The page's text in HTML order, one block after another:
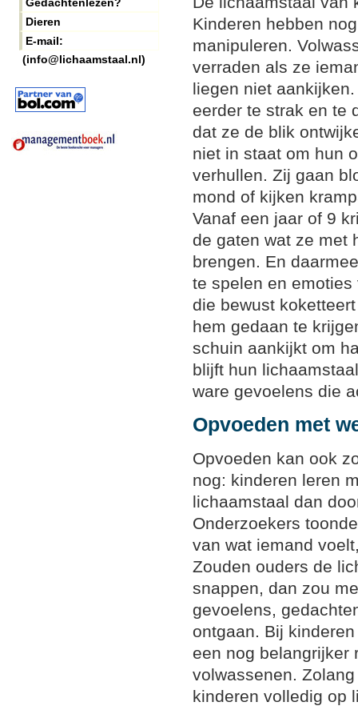
Dieren
E-mail:
(info@lichaamstaal.nl)
Kinderen hebben
manipuleren.
verraden als ze
liegen niet
eerder te strak en te
dat ze de blik
niet in staat om hun
verhullen. Zij gaan
mond of kijken
Vanaf een jaar of 9
de gaten wat ze met
brengen. En
te spelen en
die bewust
hem gedaan te
schuin aankijkt om
blijft hun
ware gevoelens die
Opvoeden met
Opvoeden kan ook
nog: kinderen leren
lichaamstaal dan
Onderzoekers
van wat iemand
Zouden ouders de
snappen, dan zou
gevoelens,
ontgaan. Bij
een nog belangrijker
volwassenen.
kinderen volledig op